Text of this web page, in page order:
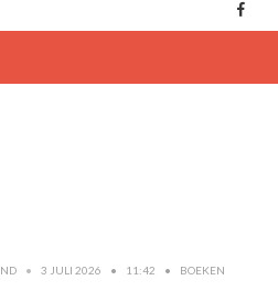
• 3 JULI 2026 • 11:42 • BOEKEN